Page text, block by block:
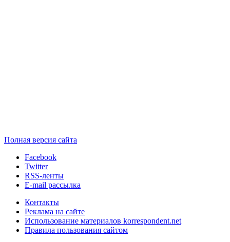
Полная версия сайта
Facebook
Twitter
RSS-ленты
E-mail рассылка
Контакты
Реклама на сайте
Использование материалов korrespondent.net
Правила пользования сайтом